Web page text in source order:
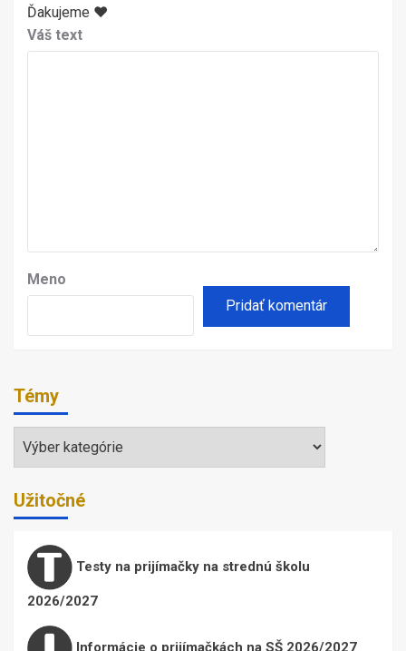
Ďakujeme ♥
Váš text
Meno
Témy
Témy
Užitočné
Testy na prijímačky na strednú školu
2026/2027
Informácie o prijímačkách na SŠ 2026/2027